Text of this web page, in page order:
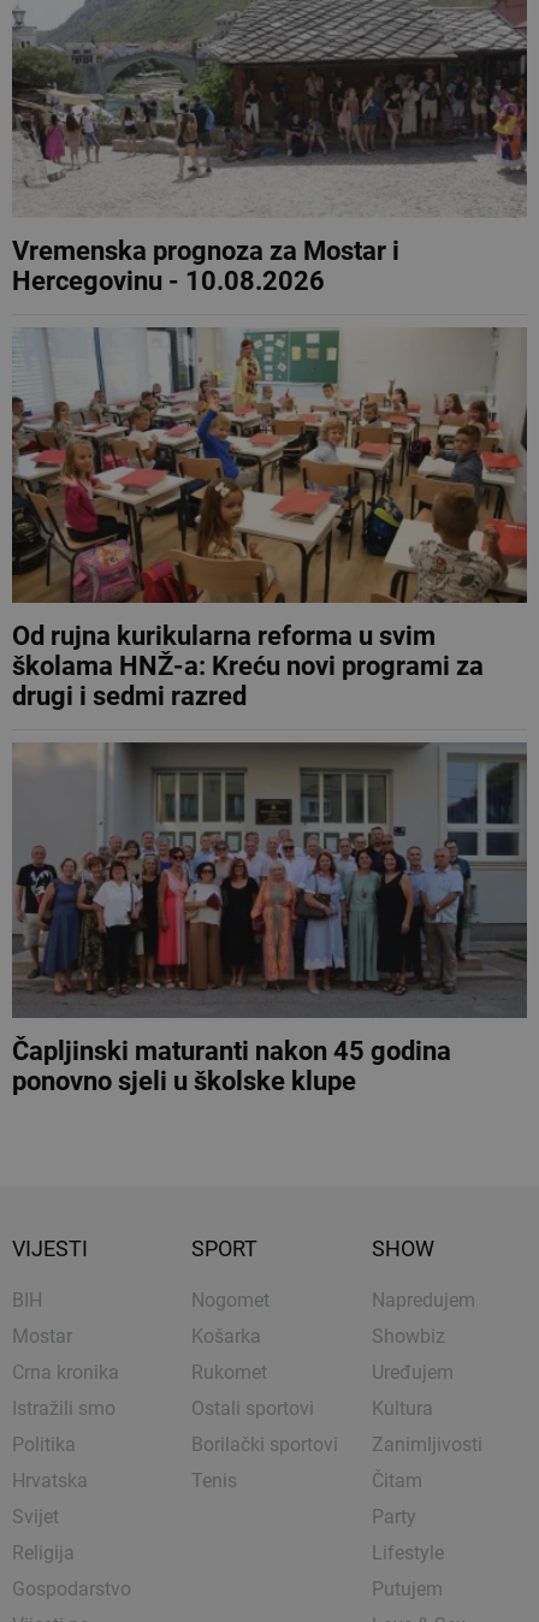
Vremenska prognoza za Mostar i
Hercegovinu - 10.08.2026
Od rujna kurikularna reforma u svim
školama HNŽ-a: Kreću novi programi za
drugi i sedmi razred
Čapljinski maturanti nakon 45 godina
ponovno sjeli u školske klupe
VIJESTI
BIH
Mostar
Crna kronika
Istražili smo
Politika
Hrvatska
Svijet
Religija
Gospodarstvo
SPORT
Nogomet
Košarka
Rukomet
Ostali sportovi
Borilački sportovi
Tenis
SHOW
Napredujem
Showbiz
Uređujem
Kultura
Zanimljivosti
Čitam
Party
Lifestyle
Putujem